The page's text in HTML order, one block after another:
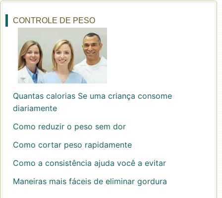
CONTROLE DE PESO
Quantas calorias Se uma criança consome
diariamente
Como reduzir o peso sem dor
Como cortar peso rapidamente
Como a consistência ajuda você a evitar
Maneiras mais fáceis de eliminar gordura